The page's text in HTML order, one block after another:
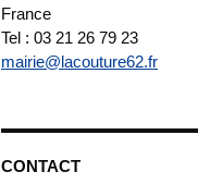
France
Tel : 03 21 26 79 23
mairie@lacouture62.fr
CONTACT